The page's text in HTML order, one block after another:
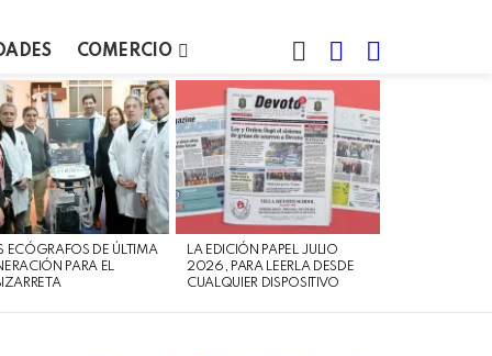
COMERCIO
SWITCH
SKIN
BUSCAR
ECÓGRAFOS DE ÚLTIMA
PARA EL
LA EDICIÓN PAPEL JULIO
2026, PARA LEERLA DESDE
CUALQUIER DISPOSITIVO